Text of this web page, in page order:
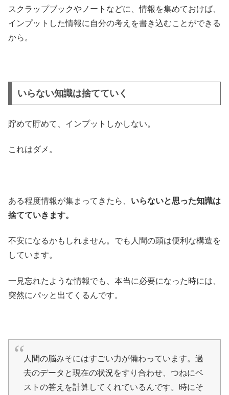
スクラップブックやノートなどに、情報を集めておけば、
インプットした情報に自分の考えを書き込むことができる
から。
いらない知識は捨てていく
貯めて貯めて、インプットしかしない。
これはダメ。
ある程度情報が集まってきたら、 いらないと思った知識は
捨てていきます。
不安になるかもしれません。でも人間の頭は便利な構造を
しています。
一見忘れたような情報でも、本当に必要になった時には、
突然にパッと出てくるんです。
人間の脳みそにはすごい力が備わっています。過
去のデータと現在の状況をすり合わせ、つねにベ
ストの答えを計算してくれているんです。時にそ